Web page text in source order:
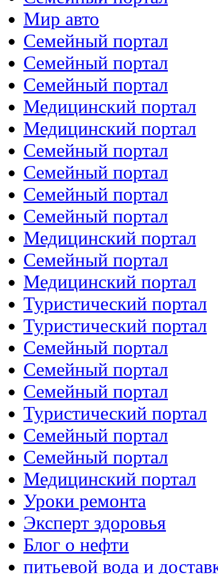
Мир авто
Семейный портал
Семейный портал
Семейный портал
Медицинский портал
Медицинский портал
Семейный портал
Семейный портал
Семейный портал
Семейный портал
Медицинский портал
Семейный портал
Медицинский портал
Туристический портал
Туристический портал
Семейный портал
Семейный портал
Семейный портал
Туристический портал
Семейный портал
Семейный портал
Медицинский портал
Уроки ремонта
Эксперт здоровья
Блог о нефти
питьевой вода и